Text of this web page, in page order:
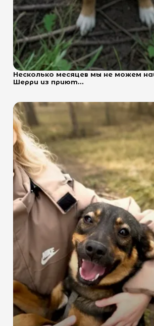
Несколько месяцев мы не можем
Шерри из приют...